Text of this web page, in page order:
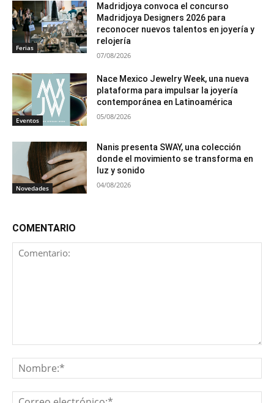
Ferias
Madridjoya convoca el concurso
Madridjoya Designers 2026 para
reconocer nuevos talentos en joyería y
relojería
07/08/2026
Eventos
Nace Mexico Jewelry Week, una nueva
plataforma para impulsar la joyería
contemporánea en Latinoamérica
05/08/2026
Novedades
Nanis presenta SWAY, una colección
donde el movimiento se transforma en
luz y sonido
04/08/2026
COMENTARIO